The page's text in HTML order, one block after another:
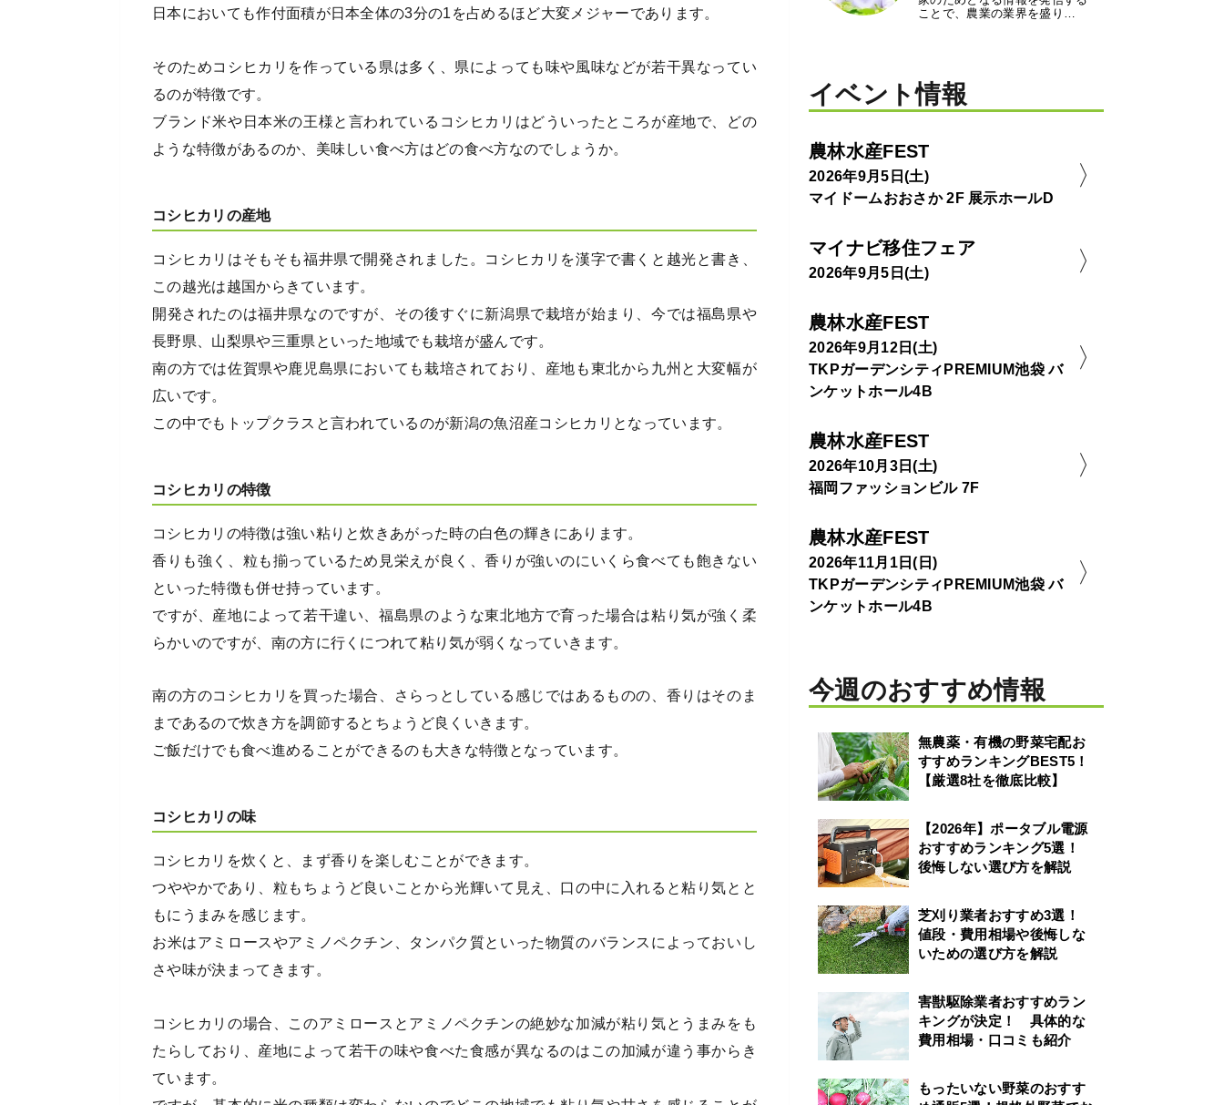
日本においても作付面積が日本全体の3分の1を占めるほど大変メジャーであります。
そのためコシヒカリを作っている県は多く、県によっても味や風味などが若干異なってい
るのが特徴です。
ブランド米や日本米の王様と言われているコシヒカリはどういったところが産地で、どの
ような特徴があるのか、美味しい食べ方はどの食べ方なのでしょうか。
コシヒカリの産地
コシヒカリはそもそも福井県で開発されました。コシヒカリを漢字で書くと越光と書き、
この越光は越国からきています。
開発されたのは福井県なのですが、その後すぐに新潟県で栽培が始まり、今では福島県や
長野県、山梨県や三重県といった地域でも栽培が盛んです。
南の方では佐賀県や鹿児島県においても栽培されており、産地も東北から九州と大変幅が
広いです。
この中でもトップクラスと言われているのが新潟の魚沼産コシヒカリとなっています。
コシヒカリの特徴
コシヒカリの特徴は強い粘りと炊きあがった時の白色の輝きにあります。
香りも強く、粒も揃っているため見栄えが良く、香りが強いのにいくら食べても飽きない
といった特徴も併せ持っています。
ですが、産地によって若干違い、福島県のような東北地方で育った場合は粘り気が強く柔
らかいのですが、南の方に行くにつれて粘り気が弱くなっていきます。
南の方のコシヒカリを買った場合、さらっとしている感じではあるものの、香りはそのま
まであるので炊き方を調節するとちょうど良くいきます。
ご飯だけでも食べ進めることができるのも大きな特徴となっています。
コシヒカリの味
コシヒカリを炊くと、まず香りを楽しむことができます。
つややかであり、粒もちょうど良いことから光輝いて見え、口の中に入れると粘り気とと
もにうまみを感じます。
お米はアミロースやアミノペクチン、タンパク質といった物質のバランスによっておいし
さや味が決まってきます。
コシヒカリの場合、このアミロースとアミノペクチンの絶妙な加減が粘り気とうまみをも
たらしており、産地によって若干の味や食べた食感が異なるのはこの加減が違う事からき
ています。
ことで、農業の業界を盛り…
イベント情報
農林水産FEST
2026年9月5日(土)
マイドームおおさか 2F 展示ホールD
マイナビ移住フェア
2026年9月5日(土)
農林水産FEST
2026年9月12日(土)
TKPガーデンシティPREMIUM池袋 バ
ンケットホール4B
農林水産FEST
2026年10月3日(土)
福岡ファッションビル 7F
農林水産FEST
2026年11月1日(日)
TKPガーデンシティPREMIUM池袋 バ
ンケットホール4B
今週のおすすめ情報
無農薬・有機の野菜宅配お
すすめランキングBEST5！
【厳選8社を徹底比較】
【2026年】ポータブル電源
おすすめランキング5選！
後悔しない選び方を解説
芝刈り業者おすすめ3選！
値段・費用相場や後悔しな
いための選び方を解説
害獣駆除業者おすすめラン
キングが決定！ 具体的な
費用相場・口コミも紹介
もったいない野菜のおすす